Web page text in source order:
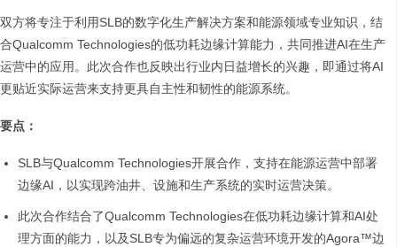
双方将专注于利用SLB的数字化生产解决方案和能源领域专业知识，结
合Qualcomm Technologies的低功耗边缘计算能力，共同推进AI在生产
运营中的应用。此次合作也反映出行业内日益增长的兴趣，即通过将AI
更贴近实际运营来支持更具自主性和韧性的能源系统。
要点：
SLB与Qualcomm Technologies开展合作，支持在能源运营中部署
边缘AI，以实现跨油井、设施和生产系统的实时运营决策。
此次合作结合了Qualcomm Technologies在低功耗边缘计算和AI处
理方面的能力，以及SLB专为偏远的复杂运营环境开发的Agora™边